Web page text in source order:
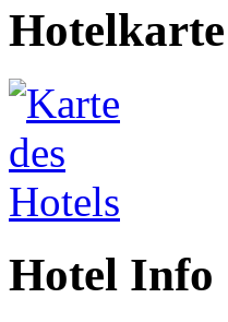
Hotelkarte
Hotel Info